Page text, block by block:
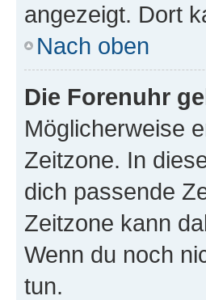
angezeigt. Dort
Nach oben
Die Forenuhr
Möglicherweise
Zeitzone. In
dich passende
Zeitzone kann
Wenn du noch
tun.